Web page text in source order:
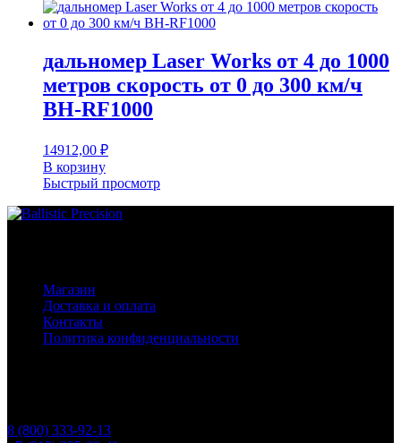
дальномер Laser Works от 4 до 1000
метров скорость от 0 до 300 км/ч
BH-RF1000
14912,00 ₽
В корзину
Быстрый просмотр
Магазин
Доставка и оплата
Контакты
Политика конфиденциальности
8 (800) 333-92-13